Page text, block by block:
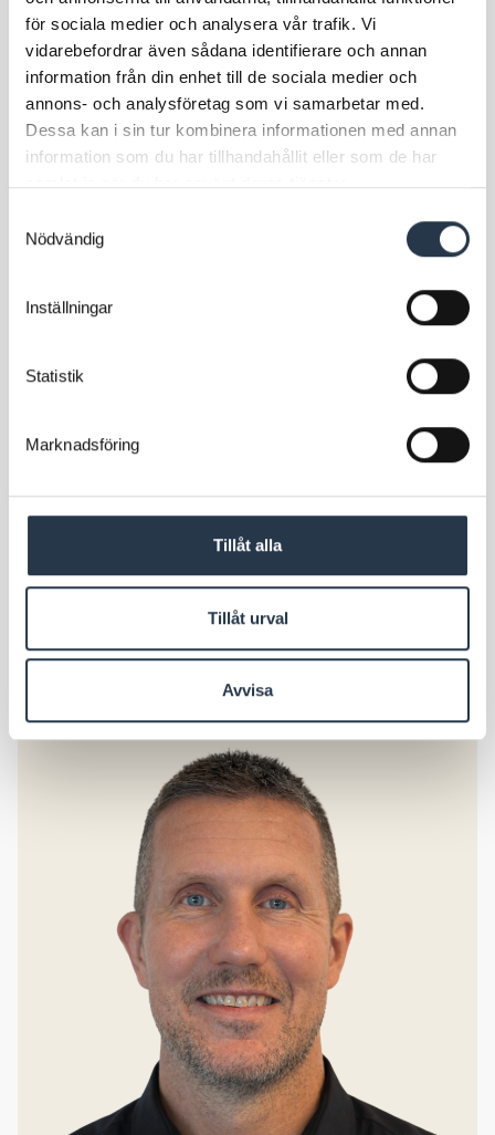
för sociala medier och analysera vår trafik. Vi
vidarebefordrar även sådana identifierare och annan
information från din enhet till de sociala medier och
annons- och analysföretag som vi samarbetar med.
Dessa kan i sin tur kombinera informationen med annan
information som du har tillhandahållit eller som de har
samlat in när du har använt deras tjänster.
Nödvändig
Inställningar
Statistik
Marknadsföring
Tillåt alla
Tillåt urval
Avvisa
Skicka e-post
076-112 72 37
Projektledare
Skicka e-post